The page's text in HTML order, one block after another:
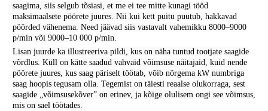
saagima, siis selgub tõsiasi, et me ei tee mitte kunagi tööd
maksimaalsete pöörete juures. Nii kui kett puitu puutub, hakkavad
pöörded vähenema. Need jäävad siis vastavalt vahemikku 8000–9000
p/min või 9000–10 000 p/min.
Lisan juurde ka illustreeriva pildi, kus on näha tuntud tootjate saagide
võrdlus. Küll on kätte saadud vahvaid võimsuse näitajaid, kuid nende
pöörete juures, kus saag päriselt töötab, võib nõrgema kW numbriga
saag hoopis tegusam olla. Tegemist on täiesti reaalse olukorraga, sest
saagide „võimsusekõver” on erinev, ja kõige olulisem ongi see võimsus,
mis on sael töötades.